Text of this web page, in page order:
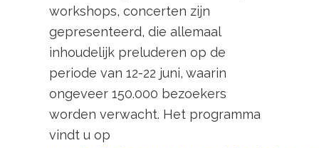
workshops, concerten zijn
gepresenteerd, die allemaal
inhoudelijk preluderen op de
periode van 12-22 juni, waarin
ongeveer 150.000 bezoekers
worden verwacht. Het programma
vindt u op